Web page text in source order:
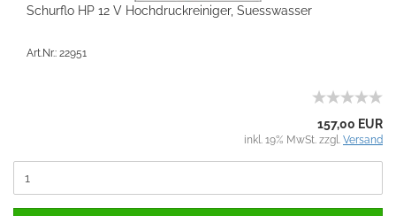
Schurflo HP 12 V Hochdruckreiniger, Suesswasser
Art.Nr.: 22951
157,00 EUR
inkl. 19% MwSt. zzgl. Versand